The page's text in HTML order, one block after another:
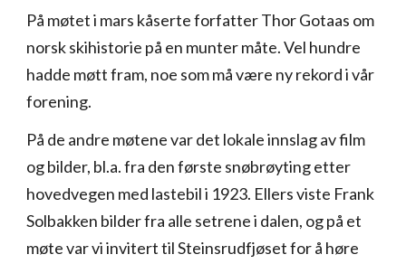
På møtet i mars kåserte forfatter Thor Gotaas om
norsk skihistorie på en munter måte. Vel hundre
hadde møtt fram, noe som må være ny rekord i vår
forening.
På de andre møtene var det lokale innslag av film
og bilder, bl.a. fra den første snøbrøyting etter
hovedvegen med lastebil i 1923. Ellers viste Frank
Solbakken bilder fra alle setrene i dalen, og på et
møte var vi invitert til Steinsrudfjøset for å høre